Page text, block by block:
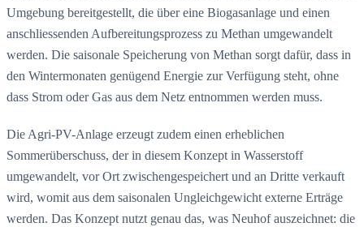
Umgebung bereitgestellt, die über eine Biogasanlage und einen
anschliessenden Aufbereitungsprozess zu Methan umgewandelt
werden. Die saisonale Speicherung von Methan sorgt dafür, dass in
den Wintermonaten genügend Energie zur Verfügung steht, ohne
dass Strom oder Gas aus dem Netz entnommen werden muss.
Die Agri-PV-Anlage erzeugt zudem einen erheblichen
Sommerüberschuss, der in diesem Konzept in Wasserstoff
umgewandelt, vor Ort zwischengespeichert und an Dritte verkauft
wird, womit aus dem saisonalen Ungleichgewicht externe Erträge
werden. Das Konzept nutzt genau das, was Neuhof auszeichnet: die